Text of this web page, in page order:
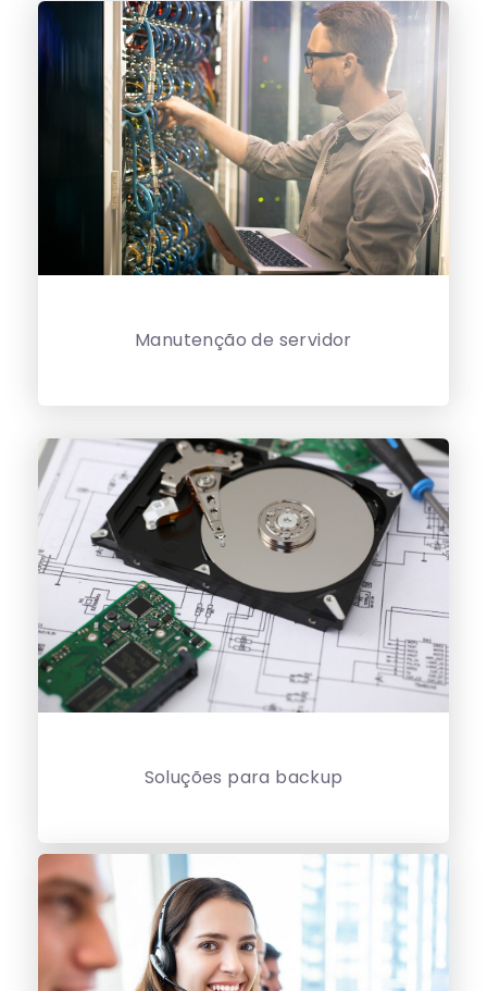
Manutenção de servidor
Soluções para backup